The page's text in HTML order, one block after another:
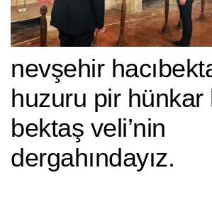
nevşehir
huzuru pir hünkar
bektaş veli’nin
dergahındayız.